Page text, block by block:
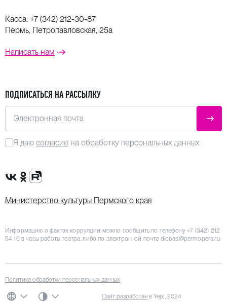
Касса: +7 (342) 212-30-87
Пермь, Петропавловская, 25а
Написать нам
ПОДПИСАТЬСЯ НА РАССЫЛКУ
Электронная почта
Я даю согласие на обработку персональных данных
Министерство культуры Пермского края
Информацию о фактах коррупции можно сообщить по телефону+7 (342) 212
54 16в часы работы театра, либо по электронной почте dlobas@permopera.ru
Политика обработки персональных данных
СИСТЕМНАЯ ТЕМА Сайт разработан в Yep!, 2024